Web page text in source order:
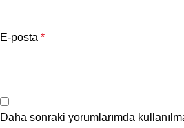
E-posta *
Daha sonraki yorumlarımda